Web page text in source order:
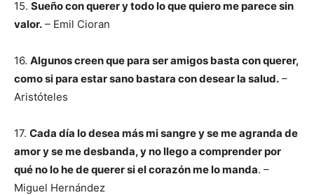
15. Sueño con querer y todo lo que quiero me parece sin
valor. – Emil Cioran
16. Algunos creen que para ser amigos basta con querer,
como si para estar sano bastara con desear la salud. –
Aristóteles
17. Cada día lo desea más mi sangre y se me agranda de
amor y se me desbanda, y no llego a comprender por
qué no lo he de querer si el corazón me lo manda. –
Miguel Hernández